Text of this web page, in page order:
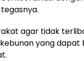
agar tidak
yang